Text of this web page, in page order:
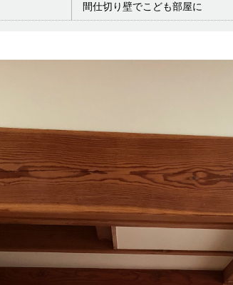
間仕切り壁でこども部屋に